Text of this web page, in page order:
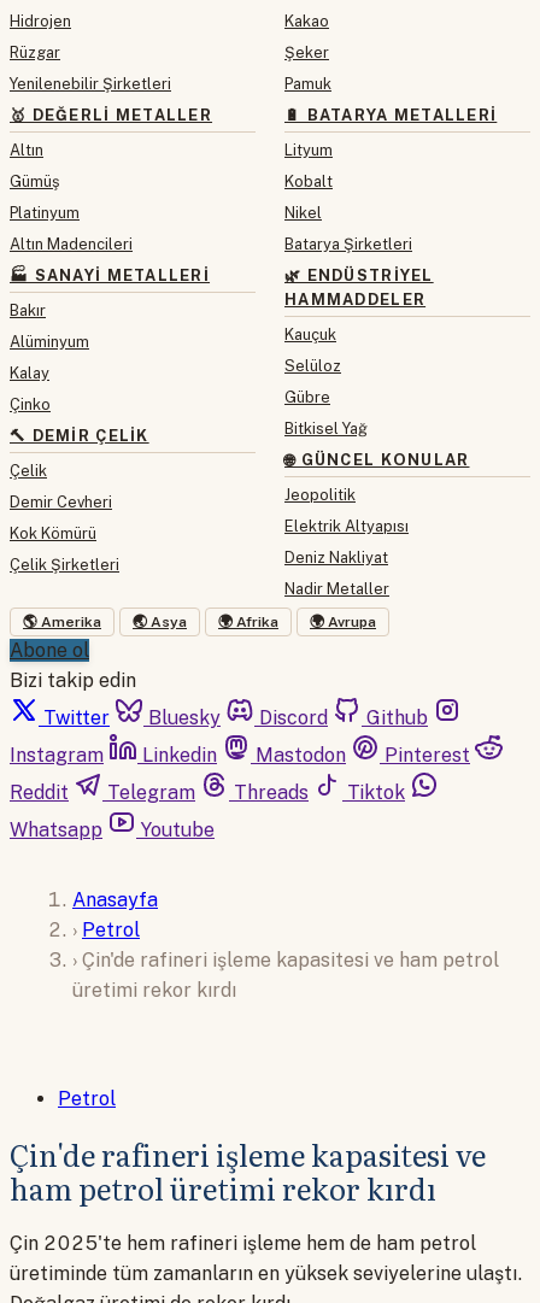
Hidrojen
Rüzgar
Yenilenebilir Şirketleri
🥇 DEĞERLI METALLER
Altın
Gümüş
Platinyum
Altın Madencileri
🏭 SANAYI METALLERI
Bakır
Alüminyum
Kalay
Çinko
🔨 DEMIR ÇELIK
Çelik
Demir Cevheri
Kok Kömürü
Çelik Şirketleri
Kakao
Şeker
Pamuk
🔋 BATARYA METALLERI
Lityum
Kobalt
Nikel
Batarya Şirketleri
🌿 ENDÜSTRIYEL
HAMMADDELER
Kauçuk
Selüloz
Gübre
Bitkisel Yağ
🌐 GÜNCEL KONULAR
Jeopolitik
Elektrik Altyapısı
Deniz Nakliyat
Nadir Metaller
🌎 Amerika 🌏 Asya 🌍 Afrika 🌍 Avrupa
Abone ol
Bizi takip edin
Twitter
Bluesky Discord
Github
Instagram
Linkedin Mastodon
Pinterest
Reddit
Telegram Threads
Tiktok
Whatsapp
Youtube
Anasayfa
› Petrol
› Çin'de rafineri işleme kapasitesi ve ham petrol
üretimi rekor kırdı
Petrol
Çin'de rafineri işleme kapasitesi ve
ham petrol üretimi rekor kırdı
Çin 2025'te hem rafineri işleme hem de ham petrol
üretiminde tüm zamanların en yüksek seviyelerine ulaştı.